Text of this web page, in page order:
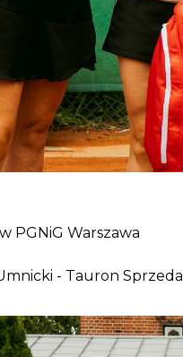
PGNiG Warszawa
- Tauron